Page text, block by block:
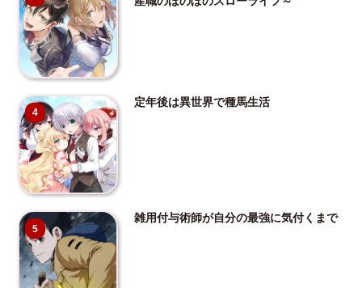
4
定年後は異世界で種馬生活
5
雑用付与術師が自分の最強に気付くまで